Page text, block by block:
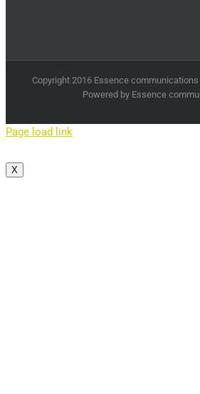
Copyright 2016 Essence communications
Powered by Essence
Page load link
X